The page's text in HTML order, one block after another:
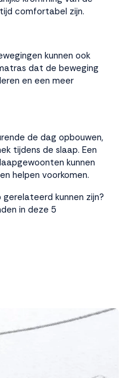
comfortabel zijn.
kunnen ook
dat de beweging
en een meer
de dag opbouwen,
tijdens de slaap. Een
kunnen
helpen voorkomen.
kunnen zijn?
in deze 5